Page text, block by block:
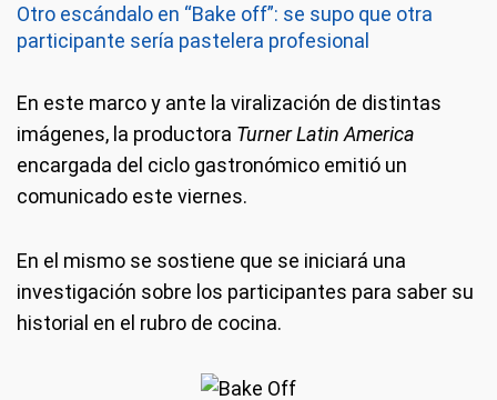
Otro escándalo en “Bake off”: se supo que otra
participante sería pastelera profesional
En este marco y ante la viralización de distintas
imágenes, la productora Turner Latin America
encargada del ciclo gastronómico emitió un
comunicado este viernes.
En el mismo se sostiene que se iniciará una
investigación sobre los participantes para saber su
historial en el rubro de cocina.